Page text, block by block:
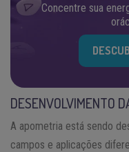
Concentre sua
DESENVOLVIMENTO
A apometria está sendo
campos e aplicações